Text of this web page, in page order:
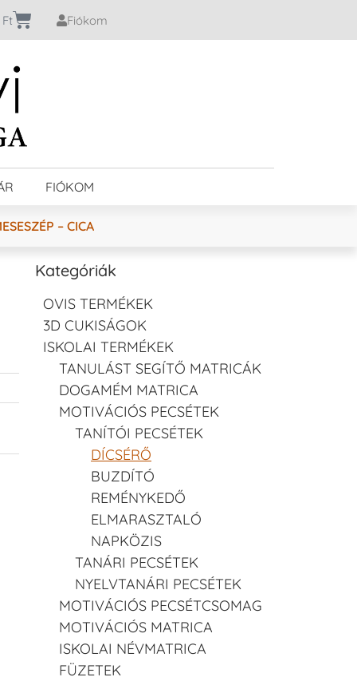
Ft Fiókom
FIÓKOM
– CICA
Kategóriák
OVIS TERMÉKEK
3D CUKISÁGOK
ISKOLAI TERMÉKEK
TANULÁST SEGÍTŐ MATRICÁK
DOGAMÉM MATRICA
MOTIVÁCIÓS PECSÉTEK
TANÍTÓI PECSÉTEK
DÍCSÉRŐ
BUZDÍTÓ
REMÉNYKEDŐ
ELMARASZTALÓ
NAPKÖZIS
TANÁRI PECSÉTEK
NYELVTANÁRI PECSÉTEK
MOTIVÁCIÓS PECSÉTCSOMAG
MOTIVÁCIÓS MATRICA
ISKOLAI NÉVMATRICA
FÜZETEK